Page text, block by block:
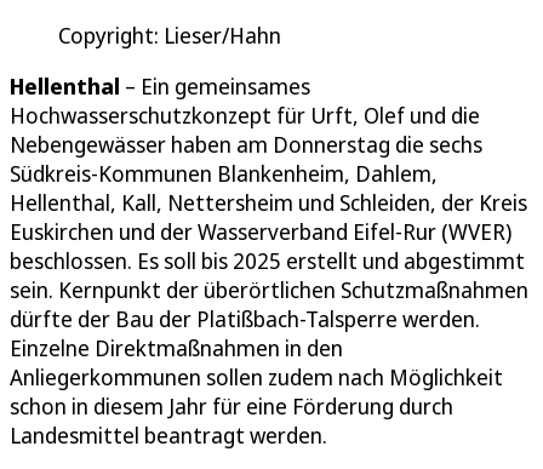
Copyright: Lieser/Hahn
Hellenthal – Ein gemeinsames
Hochwasserschutzkonzept für Urft, Olef und die
Nebengewässer haben am Donnerstag die sechs
Südkreis-Kommunen Blankenheim, Dahlem,
Hellenthal, Kall, Nettersheim und Schleiden, der Kreis
Euskirchen und der Wasserverband Eifel-Rur (WVER)
beschlossen. Es soll bis 2025 erstellt und abgestimmt
sein. Kernpunkt der überörtlichen Schutzmaßnahmen
dürfte der Bau der Platißbach-Talsperre werden.
Einzelne Direktmaßnahmen in den
Anliegerkommunen sollen zudem nach Möglichkeit
schon in diesem Jahr für eine Förderung durch
Landesmittel beantragt werden.